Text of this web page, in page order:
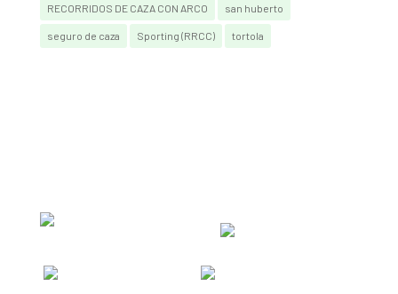
RECORRIDOS DE CAZA CON ARCO san huberto
seguro de caza Sporting (RRCC) tortola